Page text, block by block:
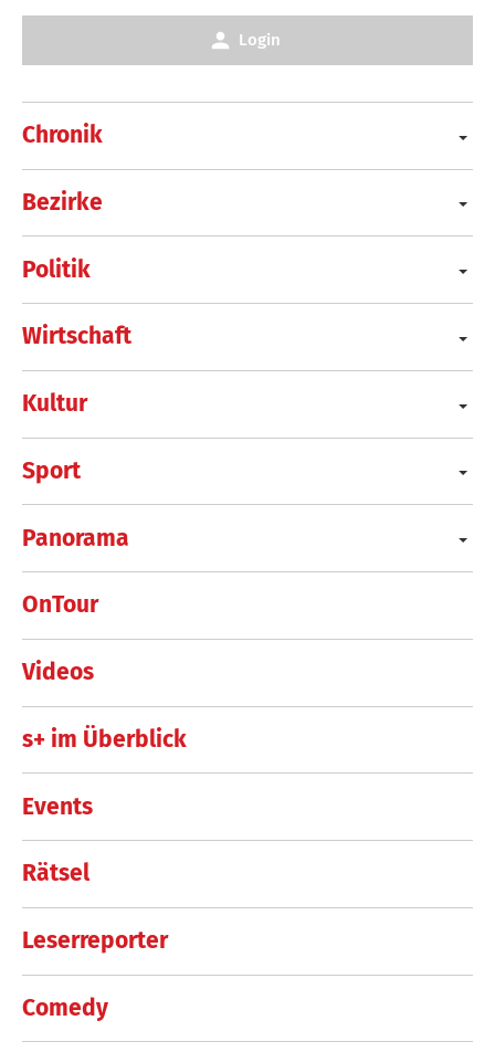
Chronik
Bezirke
Politik
Wirtschaft
Kultur
Sport
Panorama
OnTour
Videos
s+ im Überblick
Events
Rätsel
Leserreporter
Comedy
Login